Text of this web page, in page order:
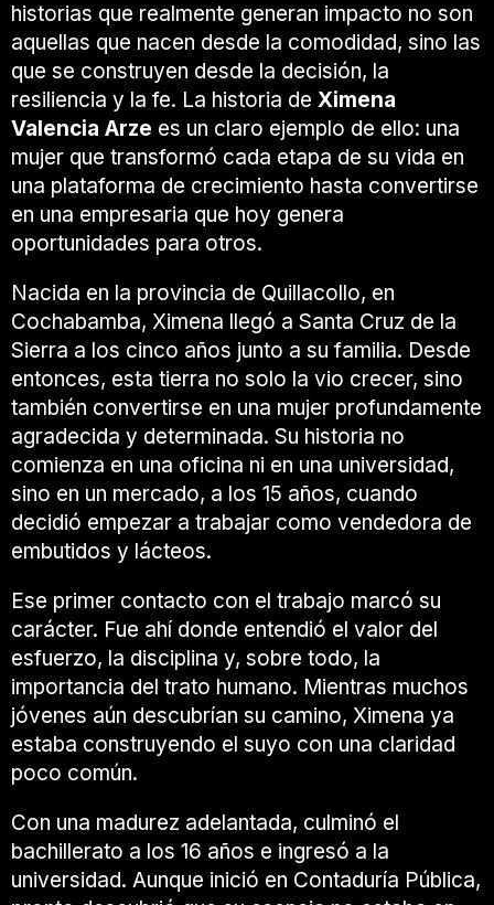
historias que realmente generan impacto no son
aquellas que nacen desde la comodidad, sino las
que se construyen desde la decisión, la
resiliencia y la fe. La historia de Ximena
Valencia Arze es un claro ejemplo de ello: una
mujer que transformó cada etapa de su vida en
una plataforma de crecimiento hasta convertirse
en una empresaria que hoy genera
oportunidades para otros.
Nacida en la provincia de Quillacollo, en
Cochabamba, Ximena llegó a Santa Cruz de la
Sierra a los cinco años junto a su familia. Desde
entonces, esta tierra no solo la vio crecer, sino
también convertirse en una mujer profundamente
agradecida y determinada. Su historia no
comienza en una oficina ni en una universidad,
sino en un mercado, a los 15 años, cuando
decidió empezar a trabajar como vendedora de
embutidos y lácteos.
Ese primer contacto con el trabajo marcó su
carácter. Fue ahí donde entendió el valor del
esfuerzo, la disciplina y, sobre todo, la
importancia del trato humano. Mientras muchos
jóvenes aún descubrían su camino, Ximena ya
estaba construyendo el suyo con una claridad
poco común.
Con una madurez adelantada, culminó el
bachillerato a los 16 años e ingresó a la
universidad. Aunque inició en Contaduría Pública,